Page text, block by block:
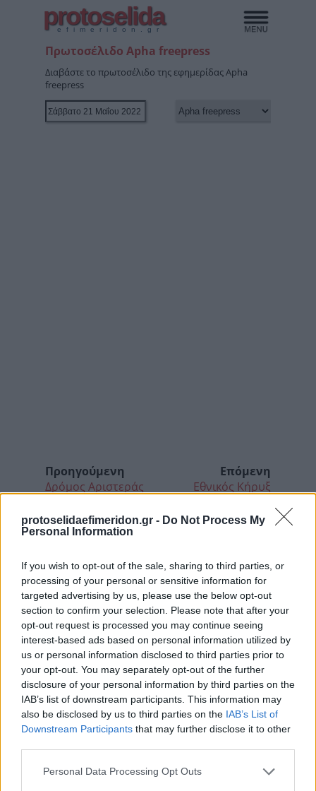
protoselidaefimeridon.gr - Do Not Process My
Personal Information
If you wish to opt-out of the sale, sharing to third parties, or
processing of your personal or sensitive information for
targeted advertising by us, please use the below opt-out
section to confirm your selection. Please note that after your
opt-out request is processed you may continue seeing
interest-based ads based on personal information utilized by
us or personal information disclosed to third parties prior to
your opt-out. You may separately opt-out of the further
disclosure of your personal information by third parties on the
IAB’s list of downstream participants. This information may
also be disclosed by us to third parties on the IAB’s List of
Downstream Participants that may further disclose it to other
Please note that this website/app uses one or more Google
Personal Data Processing Opt Outs
protoselida
efimeridon.gr
Πρωτοσέλιδο Apha freepress
Διαβάστε το πρωτοσέλιδο της εφημερίδας Apha
freepress
Προηγούμενη
Δρόμος Αριστεράς
Επόμενη
Εθνικός Κήρυξ
Κοινοποιήστε